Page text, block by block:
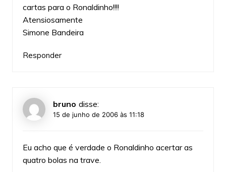
cartas para o Ronaldinho!!!!
Atensiosamente
Simone Bandeira
Responder
bruno disse:
15 de junho de 2006 às 11:18
Eu acho que é verdade o Ronaldinho acertar as
quatro bolas na trave.